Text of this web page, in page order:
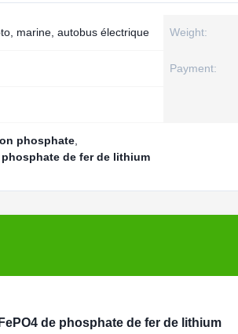
marine, autobus électrique Weight:
Payment:
phosphate
de fer de lithium
de phosphate de fer de lithium